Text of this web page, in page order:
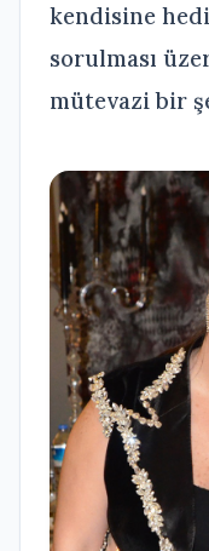
kendisine
sorulması
mütevazi bir